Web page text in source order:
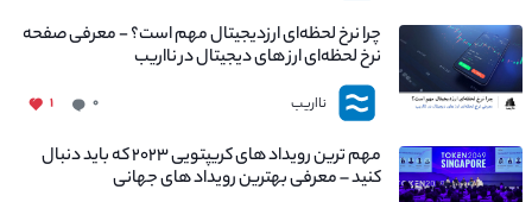
چرا نرخ لحظه‌ای ارزدیجیتال مهم است؟ - معرفی صفحه
نرخ لحظه‌ای ارز های دیجیتال در نااریب
نااریب ۰ ۱
مهم ترین رویداد های کریپتویی ۲۰۲۳ که باید دنبال
کنید – معرفی بهترین رویداد های جهانی